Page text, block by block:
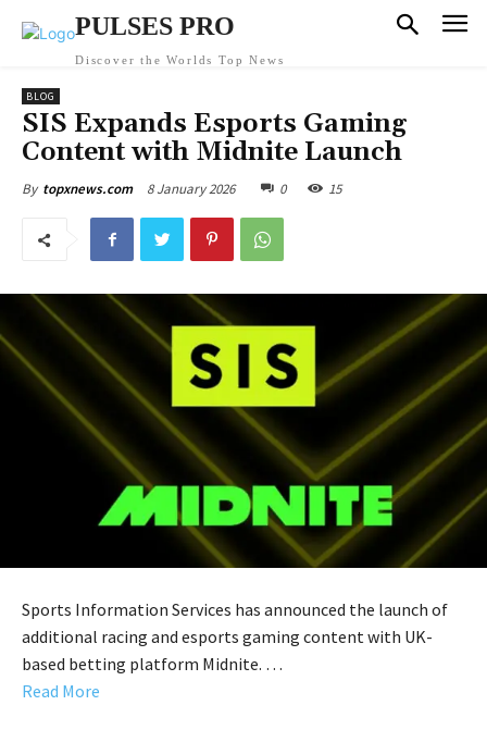
PULSES PRO
Discover the Worlds Top News
BLOG
SIS Expands Esports Gaming
Content with Midnite Launch
By topxnews.com 8 January 2026 0 15
Sports Information Services has announced the launch of
additional racing and esports gaming content with UK-
based betting platform Midnite. …
Read More